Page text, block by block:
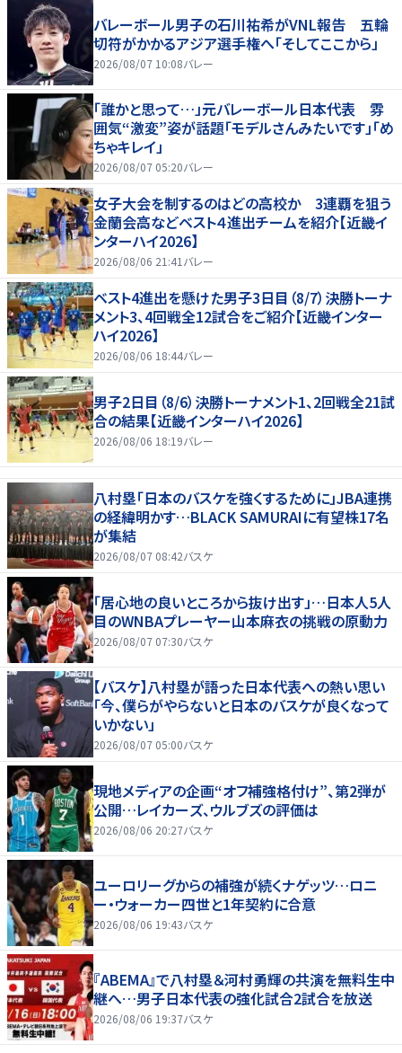
バレーボール男子の石川祐希がVNL報告 五輪
切符がかかるアジア選手権へ「そしてここから」
2026/08/07 10:08バレー
「誰かと思って…」元バレーボール日本代表 雰
囲気“激変”姿が話題「モデルさんみたいです」「め
ちゃキレイ」
2026/08/07 05:20バレー
女子大会を制するのはどの高校か 3連覇を狙う
金蘭会高などベスト４進出チームを紹介【近畿イ
ンターハイ2026】
2026/08/06 21:41 バレー
ベスト4進出を懸けた男子3日目（8/7）決勝トーナ
メント3、4回戦全12試合をご紹介【近畿インター
ハイ2026】
2026/08/06 18:44バレー
男子2日目（8/6）決勝トーナメント1、2回戦全21試
合の結果【近畿インターハイ2026】
2026/08/06 18:19バレー
八村塁「日本のバスケを強くするために」JBA連携
の経緯明かす…BLACK SAMURAIに有望株17名
が集結
2026/08/07 08:42バスケ
「居心地の良いところから抜け出す」…日本人5人
目のWNBAプレーヤー山本麻衣の挑戦の原動力
2026/08/07 07:30バスケ
【バスケ】八村塁が語った日本代表への熱い思い
「今、僕らがやらないと日本のバスケが良くなって
いかない」
2026/08/07 05:00バスケ
現地メディアの企画“オフ補強格付け”、第2弾が
公開…レイカーズ、ウルブズの評価は
2026/08/06 20:27バスケ
ユーロリーグからの補強が続くナゲッツ…ロニ
ー・ウォーカー四世と1年契約に合意
2026/08/06 19:43バスケ
『ABEMA』で八村塁＆河村勇輝の共演を無料生中
継へ…男子日本代表の強化試合2試合を放送
2026/08/06 19:37バスケ